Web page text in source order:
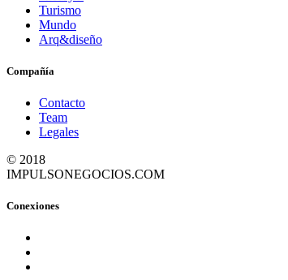
Turismo
Mundo
Arq&diseño
Compañía
Contacto
Team
Legales
© 2018
IMPULSONEGOCIOS.COM
Conexiones